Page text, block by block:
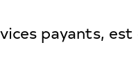
payants,